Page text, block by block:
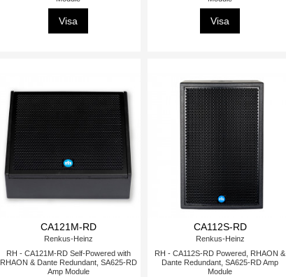
Visa Visa
CA121M-RD
Renkus-Heinz
RH - CA121M-RD Self-Powered with
RHAON & Dante Redundant, SA625-RD
Amp Module
CA112S-RD
Renkus-Heinz
RH - CA112S-RD Powered, RHAON &
Dante Redundant, SA625-RD Amp
Module